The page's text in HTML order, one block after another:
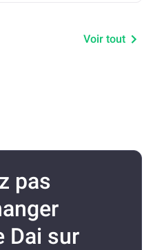
Voir tout
pas
Dai sur